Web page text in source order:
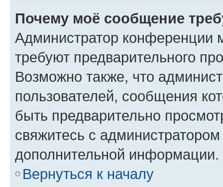
Почему моё сообщение
Администратор конференции
требуют предварительного
Возможно также, что
пользователей, сообщения
быть предварительно
свяжитесь с
дополнительной информации.
Вернуться к началу